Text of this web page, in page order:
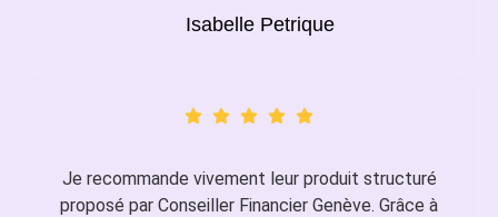
Isabelle Petrique
Je recommande vivement leur produit structuré
proposé par Conseiller Financier Genève. Grâce à